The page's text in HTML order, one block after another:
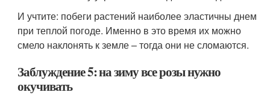
И учтите: побеги растений наиболее эластичны днем
при теплой погоде. Именно в это время их можно
смело наклонять к земле – тогда они не сломаются.
Заблуждение 5: на зиму все розы нужно
окучивать